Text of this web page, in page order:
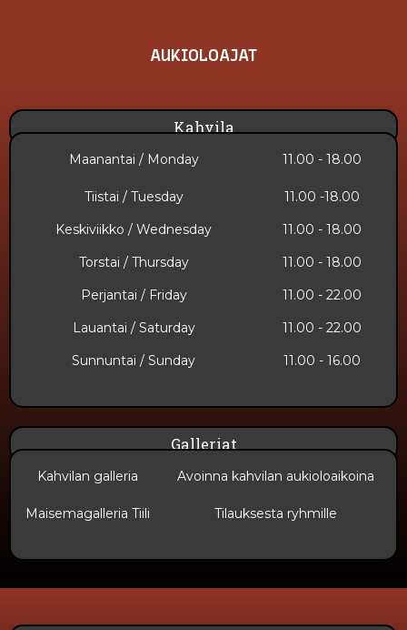
AUKIOLOAJAT
Kahvila
Maanantai / Monday 11.00 - 18.00
Tiistai / Tuesday
11.00 -18.00
Keskiviikko / Wednesday
11.00 - 18.00
Torstai / Thursday
11.00 - 18.00
Perjantai / Friday
11.00 - 22.00
Lauantai / Saturday
11.00 - 22.00
Sunnuntai​ / Sunday
11.00 - 16.00
Galleriat
Kahvilan galleria Avoinna kahvilan aukioloaikoina
Maisemagalleria Tiili Tilauksesta ryhmille